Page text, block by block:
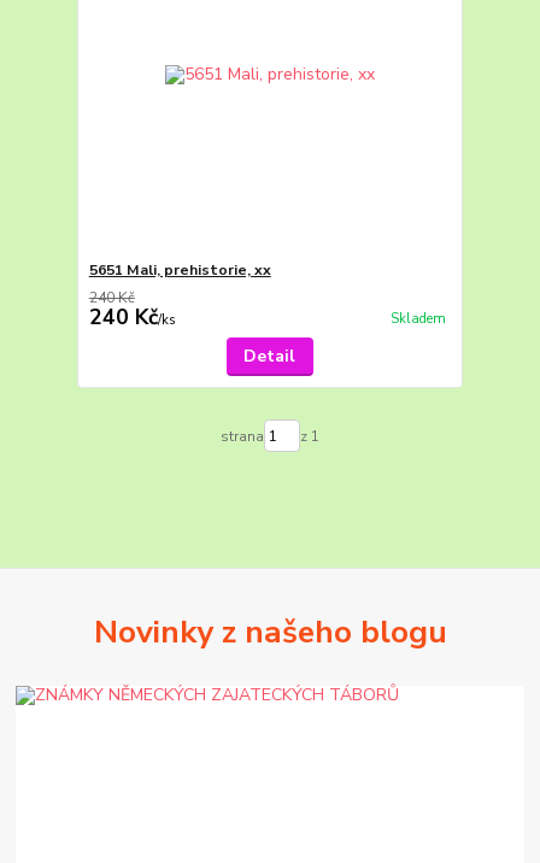
5651 Mali, prehistorie, xx
240 Kč
240 Kč/ks Skladem
Detail
strana z 1
Novinky z našeho blogu